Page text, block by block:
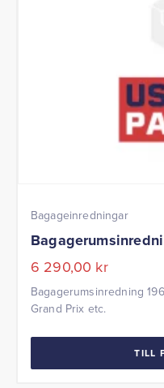
Bagageinredningar
6 290,00 kr
Bagagerumsinredning
Grand Prix etc.
TILL